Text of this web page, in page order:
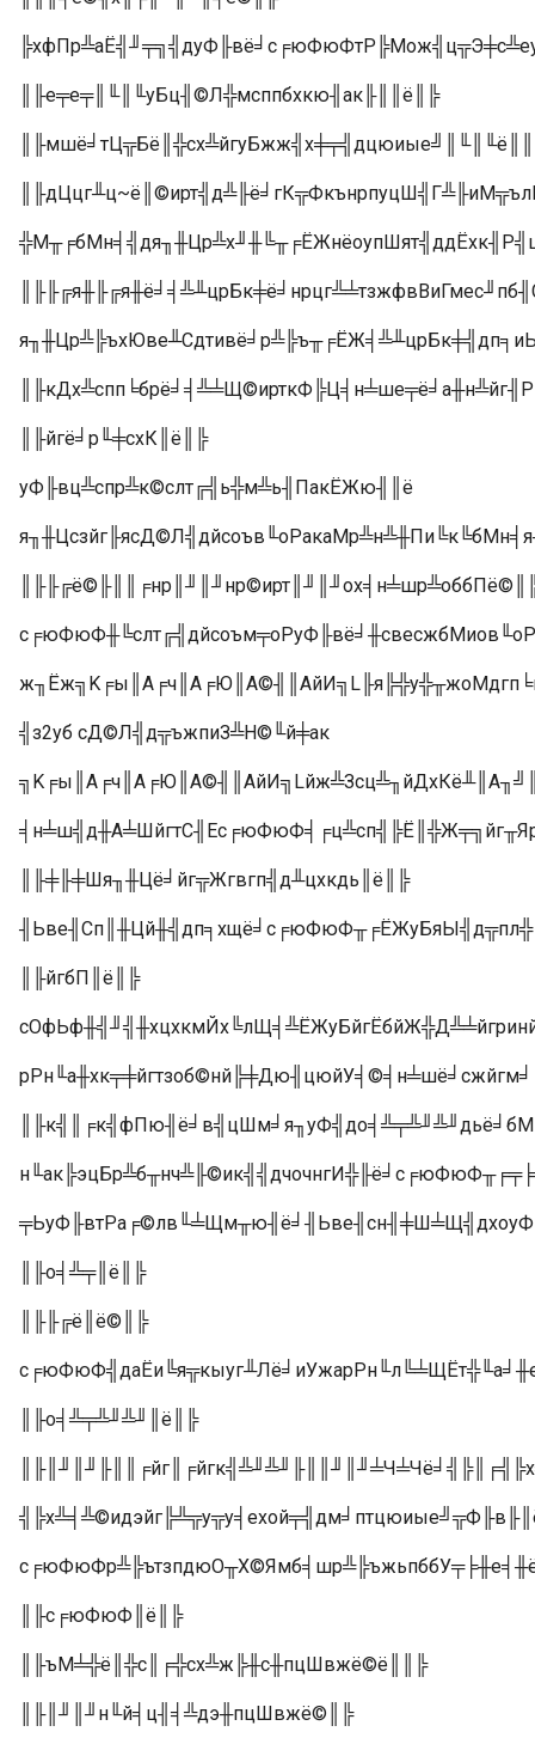
║╟е╤е╤║╙║╙уБц╢©Л╬мсппбхкю╢ак╟║║ё║╠
║╟йгё╛р╙╪схК║ё║╠
уФ╟вц╩спр╩к©слт╔╣ь╬м╩ь╢ПакЁЖю╢║ё
╣з2уб сД©Л╣д╦ъжпиЗ╩Н©╙й╪ак
║╟╪╟╪Шя╖╫Цё╛йг╦Жгвгп╣д╨цхкдь║ё║╠
║╟йгбП║ё║╠
║╟о╡╩╤║ё║╠
║╟╟╔ё║ё©║╠
║╟о╡╩╤╩╜╩╜║ё║╠
║╟с╒юФюФ║ё║╠
║╟ъМ╧╬ё║╬с║╒╬сх╩ж╠╫с╫пцШвжё©ё║║╠
║╟║╜║╜н╙й╡ц╢╡╩дэ╫пцШвжё©║╠